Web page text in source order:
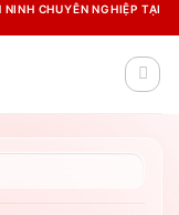
CHUYÊN NGHIỆP TẠI